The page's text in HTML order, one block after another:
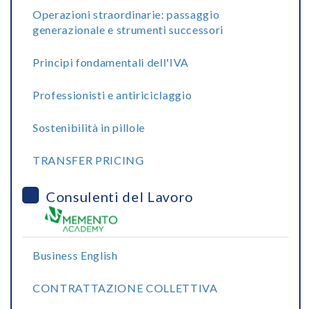
Operazioni straordinarie: passaggio
generazionale e strumenti successori
Principi fondamentali dell'IVA
Professionisti e antiriciclaggio
Sostenibilità in pillole
TRANSFER PRICING
Consulenti del Lavoro
Business English
CONTRATTAZIONE COLLETTIVA